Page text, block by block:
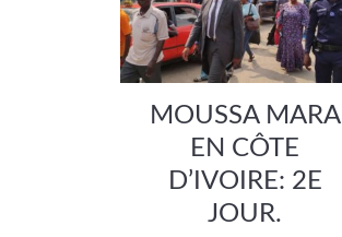
MOUSSA MARA
EN CÔTE
D’IVOIRE: 2E
JOUR.